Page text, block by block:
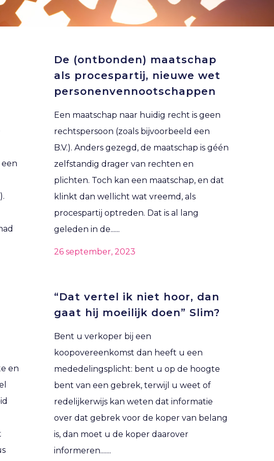
De (ontbonden) maatschap
als procespartij, nieuwe wet
personenvennootschappen
Een maatschap naar huidig recht is geen
rechtspersoon (zoals bijvoorbeeld een
B.V.). Anders gezegd, de maatschap is géén
zelfstandig drager van rechten en
plichten. Toch kan een maatschap, en dat
klinkt dan wellicht wat vreemd, als
procespartij optreden. Dat is al lang
geleden in de......
26 september, 2023
“Dat vertel ik niet hoor, dan
gaat hij moeilijk doen” Slim?
Bent u verkoper bij een
koopovereenkomst dan heeft u een
mededelingsplicht: bent u op de hoogte
bent van een gebrek, terwijl u weet of
redelijkerwijs kan weten dat informatie
over dat gebrek voor de koper van belang
is, dan moet u de koper daarover
informeren.......
en